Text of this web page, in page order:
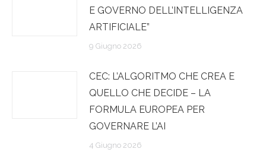
E GOVERNO DELL’INTELLIGENZA
ARTIFICIALE”
9 Giugno 2026
CEC: L’ALGORITMO CHE CREA E
QUELLO CHE DECIDE – LA
FORMULA EUROPEA PER
GOVERNARE L’AI
4 Giugno 2026